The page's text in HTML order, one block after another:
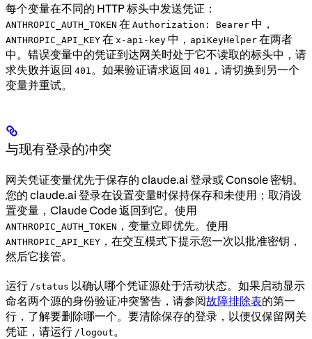
每个变量在不同的 HTTP 标头中发送凭证：
ANTHROPIC_AUTH_TOKEN 在 Authorization: Bearer 中，
ANTHROPIC_API_KEY 在 x-api-key 中， apiKeyHelper 在两者
中。错误变量中的凭证到达网关时处于它不读取的标头中，请
求失败并返回 401 。如果验证请求返回 401
，请切换到另一个
变量并重试。
与现有登录的冲突
网关凭证变量优先于保存的 claude.ai 登录或 Console 密钥。
您的 claude.ai 登录在设置变量时保持保存和未使用；取消设
置变量，Claude Code 返回到它。使用
ANTHROPIC_AUTH_TOKEN ，变量立即优先。使用
ANTHROPIC_API_KEY ，在交互模式下提示您一次以批准密钥，
然后它接管。
运行 /status 以确认哪个凭证源处于活动状态。如果启动显示
命名两个源的身份验证冲突警告，请参阅故障排除表的第一
行，了解要删除哪一个。要清除保存的登录，以便仅保留网关
凭证，请运行 /logout 。